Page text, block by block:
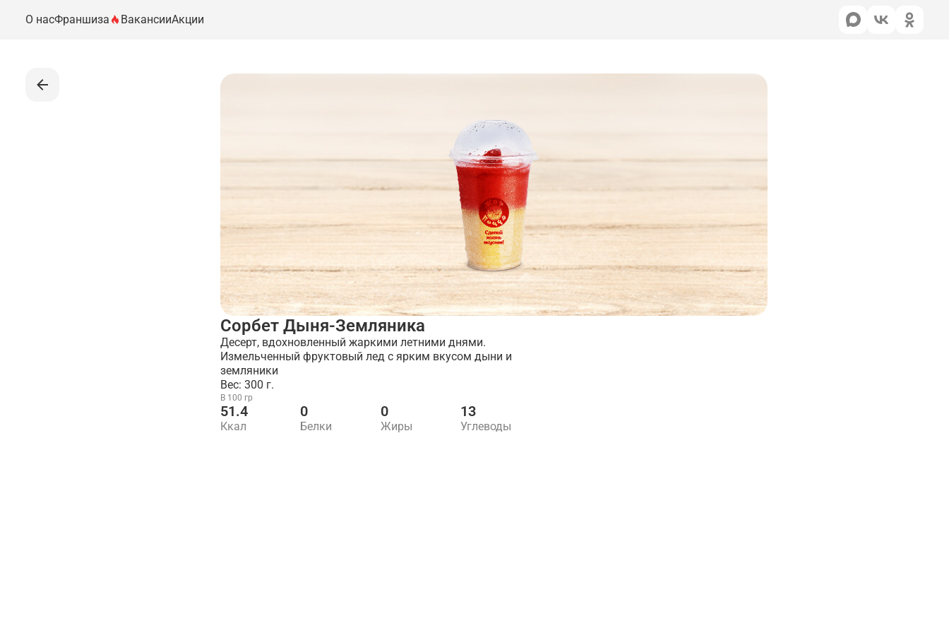
О насФраншиза ВакансииАкции
Сорбет Дыня-Земляника
Десерт, вдохновленный жаркими летними днями.
Измельченный фруктовый лед с ярким вкусом дыни и
земляники
Вес: 300 г.
В 100 гр
51.4
Ккал
0
Белки
0
Жиры
13
Углеводы